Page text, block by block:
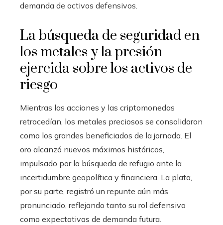
demanda de activos defensivos.
La búsqueda de seguridad en
los metales y la presión
ejercida sobre los activos de
riesgo
Mientras las acciones y las criptomonedas
retrocedían, los metales preciosos se consolidaron
como los grandes beneficiados de la jornada. El
oro alcanzó nuevos máximos históricos,
impulsado por la búsqueda de refugio ante la
incertidumbre geopolítica y financiera. La plata,
por su parte, registró un repunte aún más
pronunciado, reflejando tanto su rol defensivo
como expectativas de demanda futura.